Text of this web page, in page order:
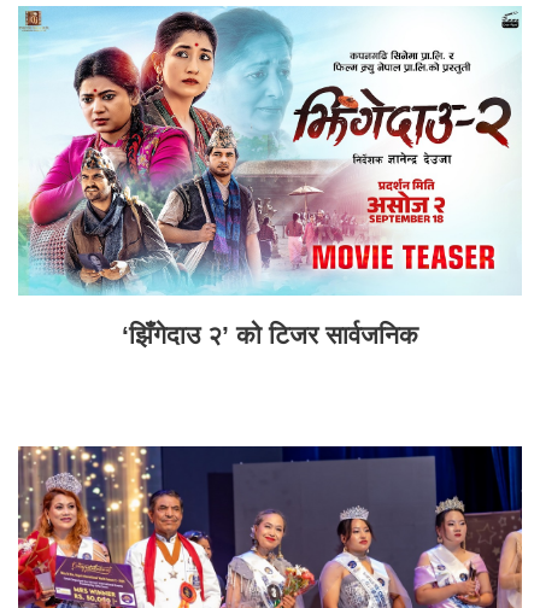
‘झिँगेदाउ २’ को टिजर सार्वजनिक